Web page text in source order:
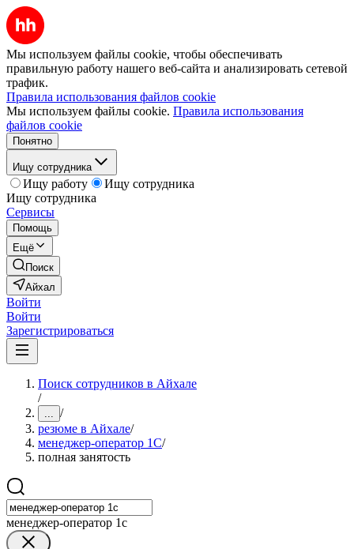
Мы используем файлы cookie, чтобы обеспечивать
правильную работу нашего веб-сайта и анализировать сетевой
трафик.
Правила использования файлов cookie
Мы используем файлы cookie. Правила использования
файлов cookie
Понятно
Ищу сотрудника
Ищу работу
Ищу сотрудника
Ищу сотрудника
Сервисы
Помощь
Ещё
Поиск
Айхал
Войти
Войти
Зарегистрироваться
Поиск сотрудников в Айхале
/
... /
резюме в Айхале/
менеджер-оператор 1С/
полная занятость
менеджер-оператор 1с